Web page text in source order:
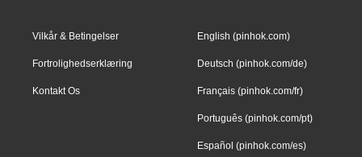
Vilkår & Betingelser
Fortrolighedserklæring
Kontakt Os
English (pinhok.com)
Deutsch (pinhok.com/de)
Français (pinhok.com/fr)
Português (pinhok.com/pt)
Español (pinhok.com/es)